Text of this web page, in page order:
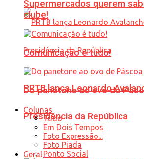
PRTB lança Leonardo
Presidência da República
Geral
Supermercados querem
clube!
Comunicação é tudo!
Do panetone ao ovo de
Colunas
Tudo
Em Dois Tempos
Foto Expressão...
Foto Piada
Ponto Social